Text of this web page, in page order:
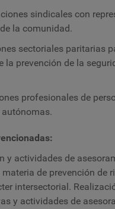
sindicales con
la comunidad.
sectoriales paritarias
la prevención de la
profesionales de
y actividades de
de prevención de
intersectorial.
y actividades de